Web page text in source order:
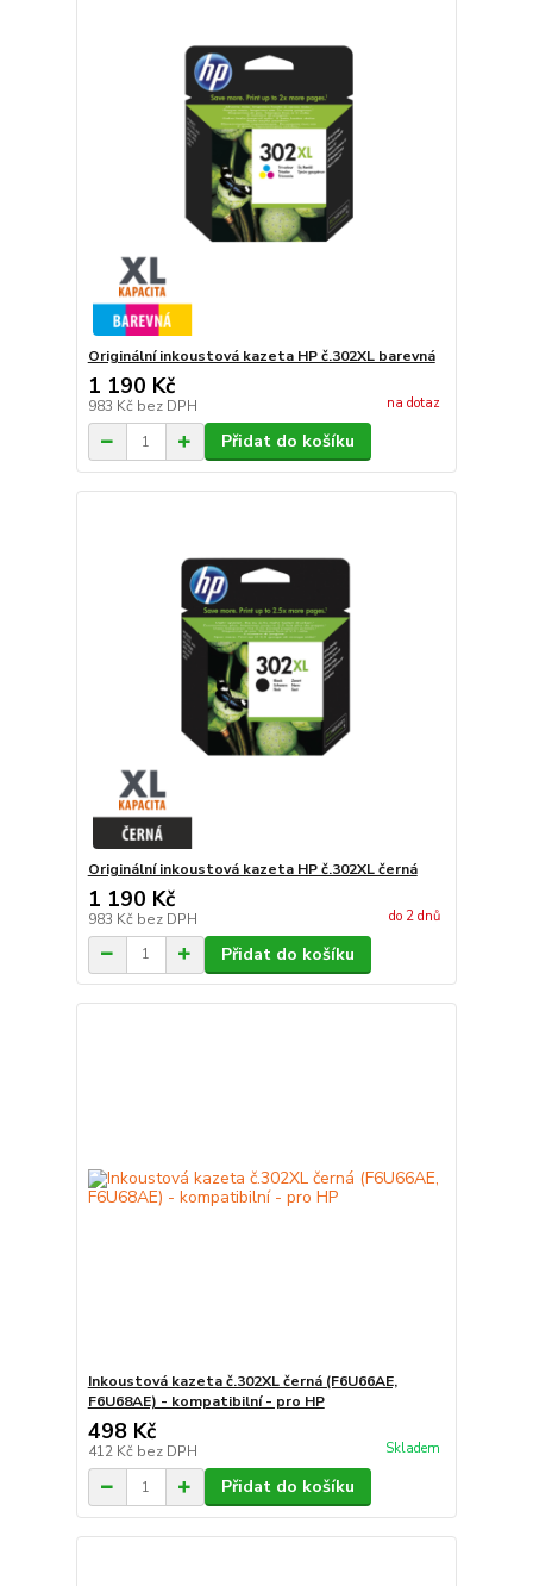
Originální inkoustová kazeta HP č.302XL barevná
1 190 Kč
983 Kč bez DPH na dotaz
Přidat do košíku
Originální inkoustová kazeta HP č.302XL černá
1 190 Kč
983 Kč bez DPH do 2 dnů
Přidat do košíku
Inkoustová kazeta č.302XL černá (F6U66AE,
F6U68AE) - kompatibilní - pro HP
498 Kč
412 Kč bez DPH Skladem
Přidat do košíku